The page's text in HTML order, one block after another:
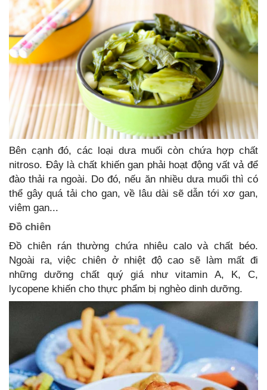
Bên cạnh đó, các loại dưa muối còn chứa hợp chất
nitroso. Đây là chất khiến gan phải hoạt động vất vả để
đào thải ra ngoài. Do đó, nếu ăn nhiều dưa muối thì có
thể gây quá tải cho gan, về lâu dài sẽ dẫn tới xơ gan,
viêm gan...
Đồ chiên
Đồ chiên rán thường chứa nhiêu calo và chất béo.
Ngoài ra, việc chiên ở nhiệt độ cao sẽ làm mất đi
những dưỡng chất quý giá như vitamin A, K, C,
lycopene khiến cho thực phẩm bị nghèo dinh dưỡng.